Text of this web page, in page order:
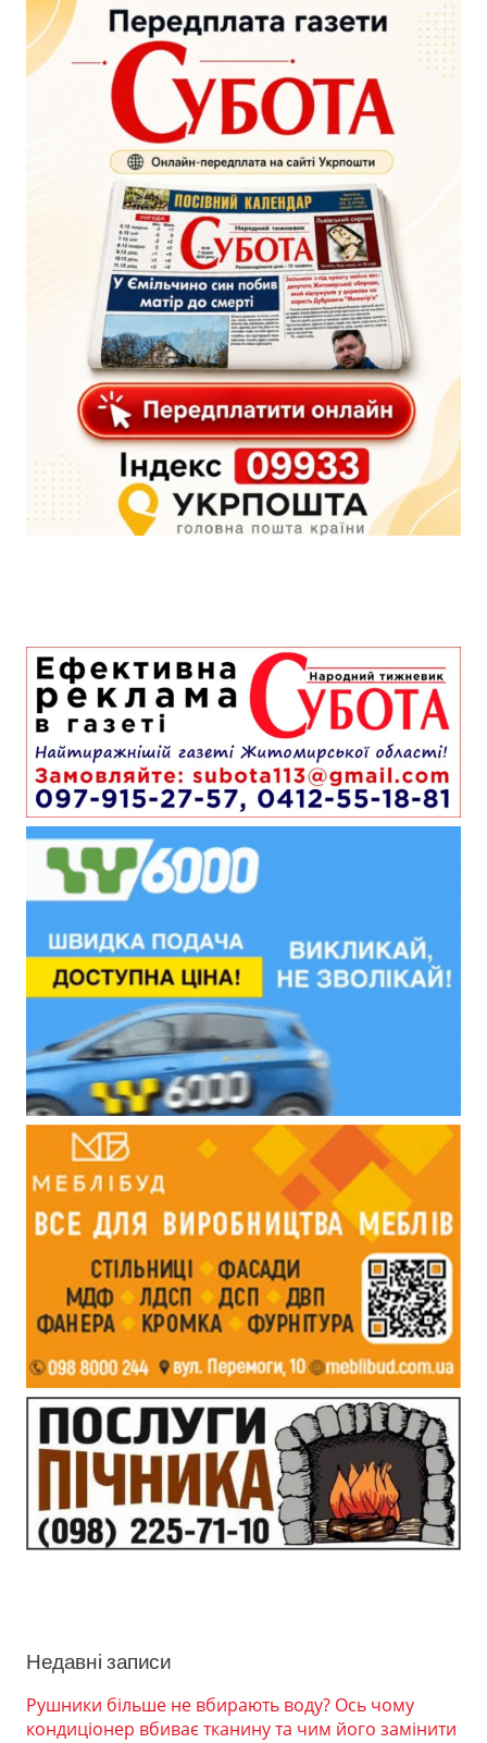
Недавні записи
Рушники більше не вбирають воду? Ось чому
кондиціонер вбиває тканину та чим його замінити